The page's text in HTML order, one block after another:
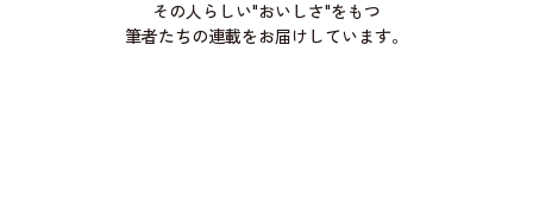
その人らしい"おいしさ"をもつ
筆者たちの連載をお届けしています。